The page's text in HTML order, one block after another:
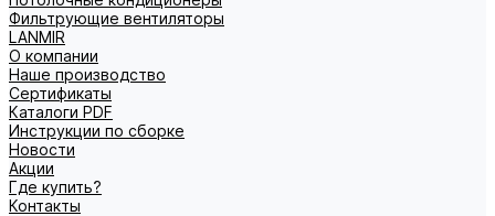
Фильтрующие вентиляторы
LANMIR
О компании
Наше производство
Сертификаты
Каталоги PDF
Инструкции по сборке
Новости
Акции
Где купить?
Контакты